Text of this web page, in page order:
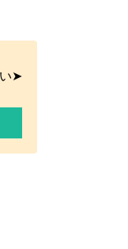
➤